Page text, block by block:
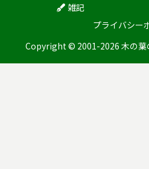
雑記
プライバシー
Copyright © 2001-2026 木の葉